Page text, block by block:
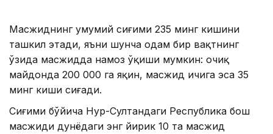
Масжиднинг умумий сиғими 235 минг кишини
ташкил этади, яъни шунча одам бир вақтнинг
ўзида масжидда намоз ўқиши мумкин: очиқ
майдонда 200 000 га яқин, масжид ичига эса 35
минг киши сиғади.
Сиғими бўйича Нур-Султандаги Республика бош
масжиди дунёдаги энг йирик 10 та масжид